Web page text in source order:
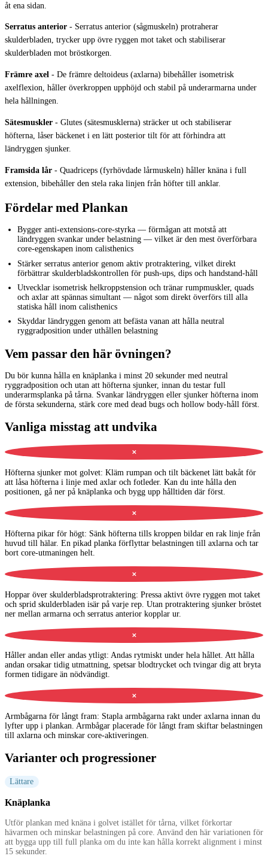
åt ena sidan.
Serratus anterior - Serratus anterior (sågmuskeln) protraherar
skulderbladen, trycker upp övre ryggen mot taket och stabiliserar
skulderbladen mot bröstkorgen.
Främre axel - De främre deltoideus (axlarna) bibehåller isometrisk
axelflexion, håller överkroppen upphöjd och stabil på underarmarna under
hela hållningen.
Sätesmuskler - Glutes (sätesmusklerna) sträcker ut och stabiliserar
höfterna, låser bäckenet i en lätt posterior tilt för att förhindra att
ländryggen sjunker.
Framsida lår - Quadriceps (fyrhövdade lårmuskeln) håller knäna i full
extension, bibehåller den stela raka linjen från höfter till anklar.
Fördelar med Plankan
Bygger anti-extensions-core-styrka — förmågan att motstå att
ländryggen svankar under belastning — vilket är den mest överförbara
core-egenskapen inom calisthenics
Stärker serratus anterior genom aktiv protraktering, vilket direkt
förbättrar skulderbladskontrollen för push-ups, dips och handstand-håll
Utvecklar isometrisk helkroppstension och tränar rumpmuskler, quads
och axlar att spännas simultant — något som direkt överförs till alla
statiska håll inom calisthenics
Skyddar ländryggen genom att befästa vanan att hålla neutral
ryggradposition under uthållen belastning
Vem passar den här övningen?
Du bör kunna hålla en knäplanka i minst 20 sekunder med neutral
ryggradposition och utan att höfterna sjunker, innan du testar full
underarmsplanka på tårna. Svankar ländryggen eller sjunker höfterna inom
de första sekunderna, stärk core med dead bugs och hollow body-håll först.
Vanliga misstag att undvika
✕
Höfterna sjunker mot golvet: Kläm rumpan och tilt bäckenet lätt bakåt för
att låsa höfterna i linje med axlar och fotleder. Kan du inte hålla den
positionen, gå ner på knäplanka och bygg upp hålltiden där först.
✕
Höfterna pikar för högt: Sänk höfterna tills kroppen bildar en rak linje från
huvud till hälar. En pikad planka förflyttar belastningen till axlarna och tar
bort core-utmaningen helt.
✕
Hoppar över skulderbladsprotraktering: Pressa aktivt övre ryggen mot taket
och sprid skulderbladen isär på varje rep. Utan protraktering sjunker bröstet
ner mellan armarna och serratus anterior kopplar ur.
✕
Håller andan eller andas ytligt: Andas rytmiskt under hela hållet. Att hålla
andan orsakar tidig utmattning, spetsar blodtrycket och tvingar dig att bryta
formen tidigare än nödvändigt.
✕
Armbågarna för långt fram: Stapla armbågarna rakt under axlarna innan du
lyfter upp i plankan. Armbågar placerade för långt fram skiftar belastningen
till axlarna och minskar core-aktiveringen.
Varianter och progressioner
Lättare
Knäplanka
Utför plankan med knäna i golvet istället för tårna, vilket förkortar
hävarmen och minskar belastningen på core. Använd den här variationen för
att bygga upp till full planka om du inte kan hålla korrekt alignment i minst
15 sekunder.